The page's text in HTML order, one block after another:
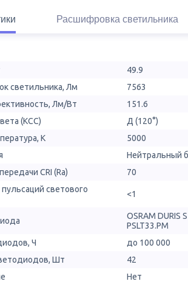
Расшифровка светильника
49.9
светильника, Лм
7563
Лм/Вт
151.6
(КСС)
Д (120°)
К
5000
Нейтральный
CRI (Ra)
70
светового
<1
OSRAM DURIS
PSLT33.PM
Ч
до 100 000
Шт
42
Нет